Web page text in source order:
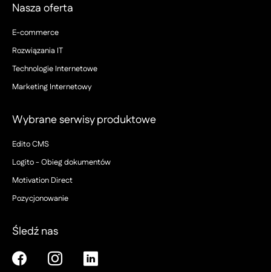
Nasza oferta
E-commerce
Rozwiązania IT
Technologie Internetowe
Marketing Internetowy
Wybrane serwisy produktowe
Edito CMS
Logito - Obieg dokumentów
Motivation Direct
Pozycjonowanie
Śledź nas